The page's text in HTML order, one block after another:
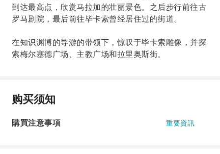
到达最高点，欣赏马拉加的壮丽景色。之后步行前往古
罗马剧院，最后前往毕卡索曾经居住过的街道。
在知识渊博的导游的带领下，惊叹于毕卡索雕像，并探
索梅尔塞德广场、主教广场和拉里奥斯街。
购买须知
購買注意事項 重要資訊